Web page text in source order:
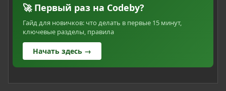
🚀 Первый раз на Codeby?
Гайд для новичков: что делать в первые 15 минут,
ключевые разделы, правила
Начать здесь →